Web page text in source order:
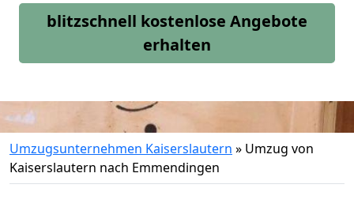
blitzschnell kostenlose Angebote
erhalten
Umzugsunternehmen Kaiserslautern » Umzug von
Kaiserslautern nach Emmendingen